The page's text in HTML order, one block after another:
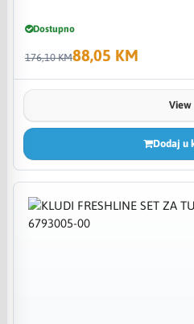
Dostupno
176,10 KM88,05 KM
View
Dodaj u